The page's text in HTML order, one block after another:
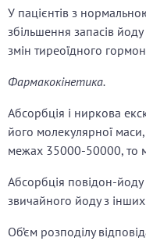
У пацієнтів з
збільшення запасів
змін тиреоїдного
Фармакокінетика.
Абсорбція і ниркова
його молекулярної
межах 35000-50000, то
Абсорбція повідон-
звичайного йоду з
Об’єм розподілу